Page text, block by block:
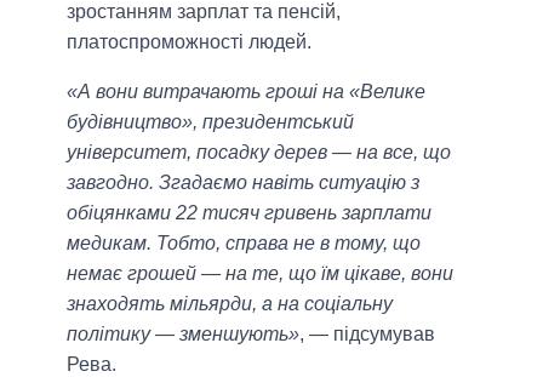
зростанням зарплат та пенсій,
платоспроможності людей.
«А вони витрачають гроші на «Велике
будівництво», президентський
університет, посадку дерев — на все, що
завгодно. Згадаємо навіть ситуацію з
обіцянками 22 тисяч гривень зарплати
медикам. Тобто, справа не в тому, що
немає грошей — на те, що їм цікаве, вони
знаходять мільярди, а на соціальну
політику — зменшують», — підсумував
Рева.